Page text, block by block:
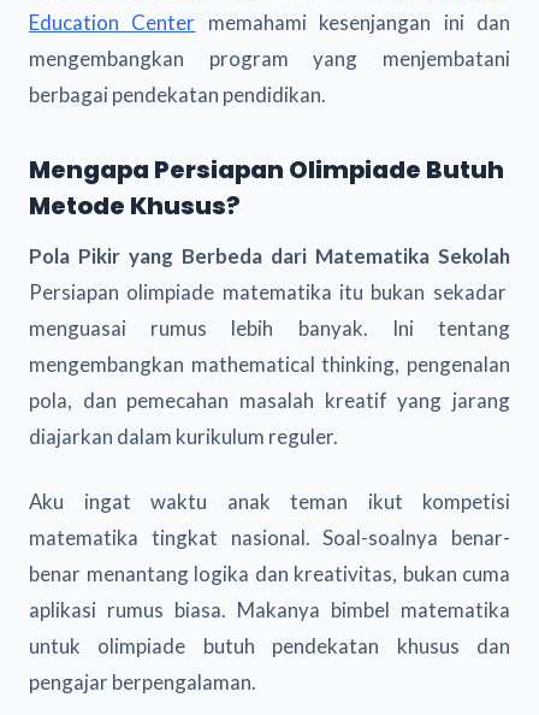
Education Center memahami kesenjangan ini dan
mengembangkan program yang menjembatani
berbagai pendekatan pendidikan.
Mengapa Persiapan Olimpiade Butuh
Metode Khusus?
Pola Pikir yang Berbeda dari Matematika Sekolah
Persiapan olimpiade matematika itu bukan sekadar
menguasai rumus lebih banyak. Ini tentang
mengembangkan mathematical thinking, pengenalan
pola, dan pemecahan masalah kreatif yang jarang
diajarkan dalam kurikulum reguler.
Aku ingat waktu anak teman ikut kompetisi
matematika tingkat nasional. Soal-soalnya benar-
benar menantang logika dan kreativitas, bukan cuma
aplikasi rumus biasa. Makanya bimbel matematika
untuk olimpiade butuh pendekatan khusus dan
pengajar berpengalaman.